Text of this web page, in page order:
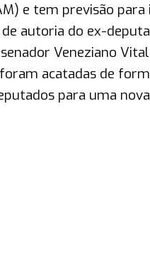
e tem previsão
autoria do ex-
Veneziano
foram acatadas de
para uma